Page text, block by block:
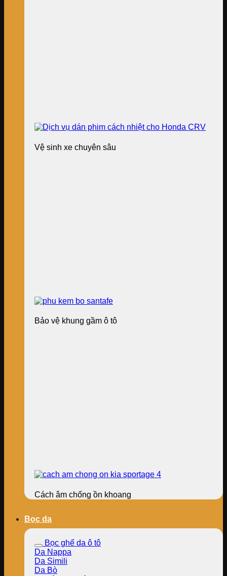
Vệ sinh xe chuyên sâu
Bảo vệ khung gầm ô tô
Cách âm chống ồn khoang
Bọc da
Bọc ghế da ô tô
Da Nappa
Da Simili
Da Bò